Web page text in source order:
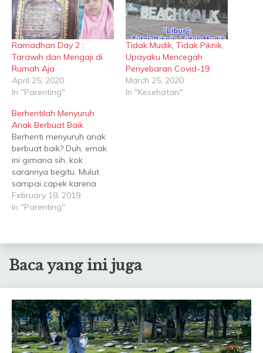
Ramadhan Day 2 :
Tarawih dan Mengaji di
Rumah Aja
April 25, 2020
In "Parenting"
Tidak Mudik, Tidak Piknik,
Upayaku Mencegah
Penyebaran Covid-19
March 25, 2020
In "Kesehatan"
Berhentilah Menyuruh
Anak Berbuat Baik
Berhenti menyuruh anak
berbuat baik? Duh, emak
ini gimana sih, kok
sarannya begitu. Mulut
sampai capek karena
cerewet menyuruh
mereka berbuat baik aja,
Bagaimana pula jika
cerewet selalu
mengingatkan?
Eheemmm... tenang. Jaga
hati, jaga emosi. Baca
dulu sampai habis, baru
nanti kita…
February 18, 2019
In "Parenting"
Baca yang ini juga